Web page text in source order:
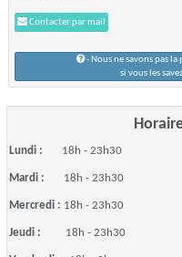
Contacter par mail
- Nous ne savons pas
si vous les
Lundi : 18h - 23h30
Mardi : 18h - 23h30
Mercredi : 18h - 23h30
Jeudi : 18h - 23h30